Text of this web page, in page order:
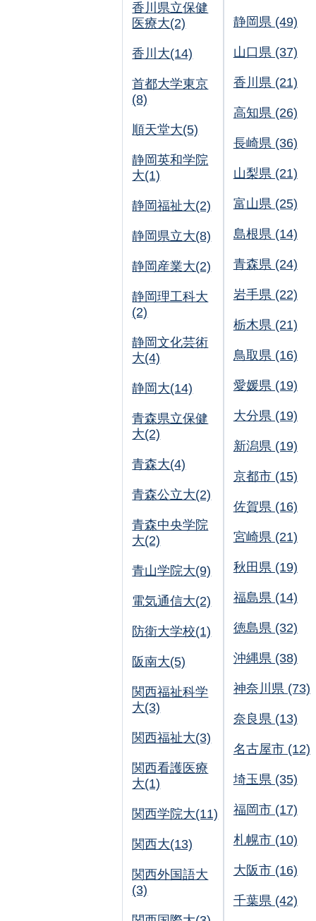
香川県立保健
医療大(2)
香川大(14)
首都大学東京
(8)
順天堂大(5)
静岡英和学院
大(1)
静岡福祉大(2)
静岡県立大(8)
静岡産業大(2)
静岡理工科大
(2)
静岡文化芸術
大(4)
静岡大(14)
青森県立保健
大(2)
青森大(4)
青森公立大(2)
青森中央学院
大(2)
青山学院大(9)
電気通信大(2)
防衛大学校(1)
阪南大(5)
関西福祉科学
大(3)
関西福祉大(3)
関西看護医療
大(1)
関西学院大(11)
関西大(13)
関西外国語大
(3)
静岡県 (49)
山口県 (37)
香川県 (21)
高知県 (26)
長崎県 (36)
山梨県 (21)
富山県 (25)
島根県 (14)
青森県 (24)
岩手県 (22)
栃木県 (21)
鳥取県 (16)
愛媛県 (19)
大分県 (19)
新潟県 (19)
京都市 (15)
佐賀県 (16)
宮崎県 (21)
秋田県 (19)
福島県 (14)
徳島県 (32)
沖縄県 (38)
神奈川県 (73)
奈良県 (13)
名古屋市 (12)
埼玉県 (35)
福岡市 (17)
札幌市 (10)
大阪市 (16)
千葉県 (42)